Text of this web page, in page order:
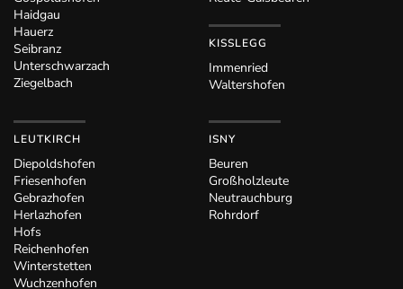
Haidgau
Hauerz
Seibranz
Unterschwarzach
Ziegelbach
KISSLEGG
Immenried
Waltershofen
LEUTKIRCH
Diepoldshofen
Friesenhofen
Gebrazhofen
Herlazhofen
Hofs
Reichenhofen
Winterstetten
Wuchzenhofen
ISNY
Beuren
Großholzleute
Neutrauchburg
Rohrdorf